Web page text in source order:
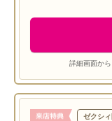
が対象となります
詳細画面か
ゼクシ